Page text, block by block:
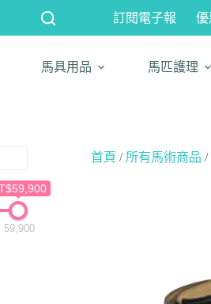
訂閱電子報 優
馬具用品 馬匹護理
59,900
首頁 / 所有馬術商品 /